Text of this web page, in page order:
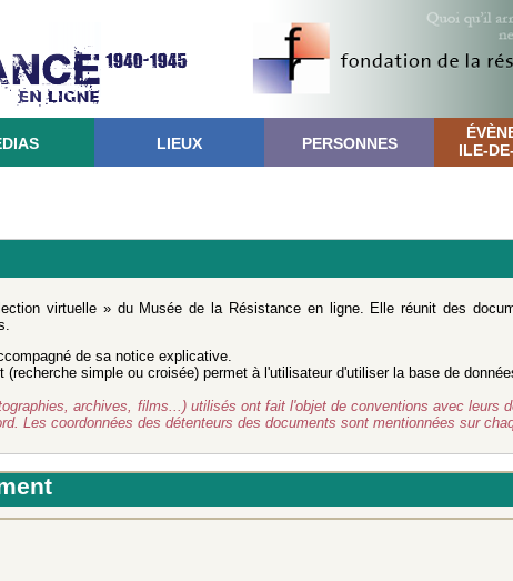
LIEUX PERSONNES
ILE-
virtuelle » du Musée de la Résistance en ligne. Elle réunit des
de sa notice explicative.
(recherche simple ou croisée) permet à l'utilisateur d'utiliser la base de
archives, films...) utilisés ont fait l'objet de conventions avec leurs
Les coordonnées des détenteurs des documents sont mentionnées sur